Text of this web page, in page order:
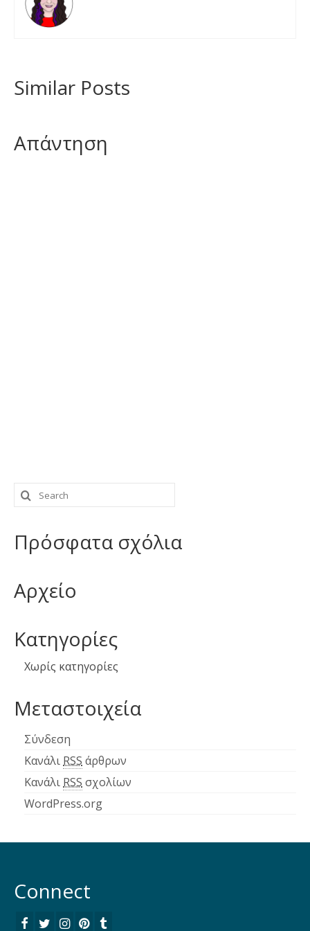
Similar Posts
Απάντηση
Search
for:
Πρόσφατα σχόλια
Αρχείο
Kατηγορίες
Χωρίς κατηγορίες
Μεταστοιχεία
Σύνδεση
Κανάλι RSS άρθρων
Κανάλι RSS σχολίων
WordPress.org
Connect